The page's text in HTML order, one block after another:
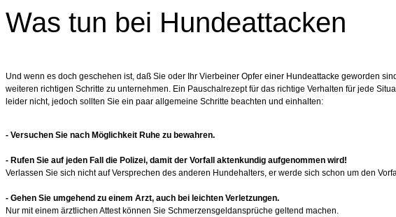
Was tun bei Hundeattacken
Und wenn es doch geschehen ist, daß Sie oder Ihr Vierbeiner Opfer einer Hundeattacke geworden
weiteren richtigen Schritte zu unternehmen. Ein Pauschalrezept für das richtige Verhalten für jede
leider nicht, jedoch sollten Sie ein paar allgemeine Schritte beachten und einhalten:
- Versuchen Sie nach Möglichkeit Ruhe zu bewahren.
- Rufen Sie auf jeden Fall die Polizei, damit der Vorfall aktenkundig aufgenommen wird!
Verlassen Sie sich nicht auf Versprechen des anderen Hundehalters, er werde sich schon um den
- Gehen Sie umgehend zu einem Arzt, auch bei leichten Verletzungen.
Nur mit einem ärztlichen Attest können Sie Schmerzensgeldansprüche geltend machen.